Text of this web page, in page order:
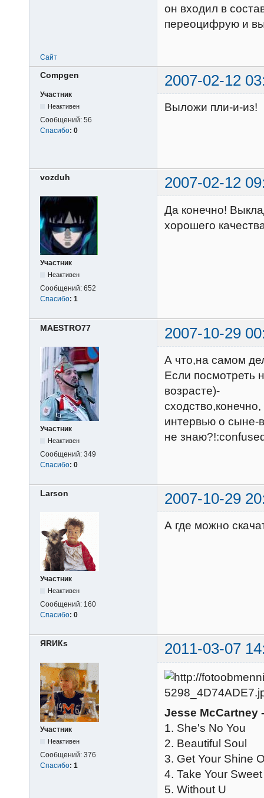
он входил в
переоцифрую и
Сайт
Compgen 2007-02-12
Участник
Неактивен
Сообщений: 56
Спасибо: 0
Выложи пли-и-из!
vozduh 2007-02-12
Участник
Неактивен
Сообщений: 652
Спасибо: 1
Да конечно!
хорошего
MAESTRO77 2007-10-29
Участник
Неактивен
Сообщений: 349
Спасибо: 0
А что,на самом
Если посмотреть
возрасте)-
интервью о сыне-
не
Larson 2007-10-29
Участник
Неактивен
Сообщений: 160
Спасибо: 0
А где можно
ЯRИКs 2011-03-07
Участник
Неактивен
Сообщений: 376
Спасибо: 1
Jesse McCartney
1. She's No You
2. Beautiful Soul
3. Get Your Shine
4. Take Your
5. Without U